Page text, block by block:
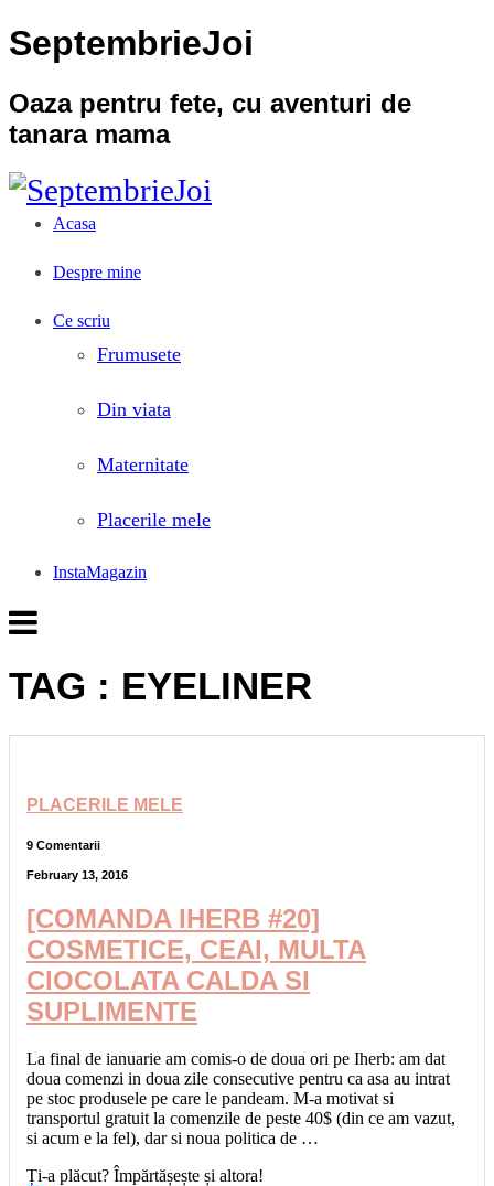
SeptembrieJoi
Oaza pentru fete, cu aventuri de
tanara mama
Acasa
Despre mine
Ce scriu
Frumusete
Din viata
Maternitate
Placerile mele
InstaMagazin
TAG : EYELINER
PLACERILE MELE
9 Comentarii
February 13, 2016
[COMANDA IHERB #20]
COSMETICE, CEAI, MULTA
CIOCOLATA CALDA SI
SUPLIMENTE
La final de ianuarie am comis-o de doua ori pe Iherb: am dat
doua comenzi in doua zile consecutive pentru ca asa au intrat
pe stoc produsele pe care le pandeam. M-a motivat si
transportul gratuit la comenzile de peste 40$ (din ce am vazut,
si acum e la fel), dar si noua politica de …
Ți-a plăcut? Împărtășește și altora!